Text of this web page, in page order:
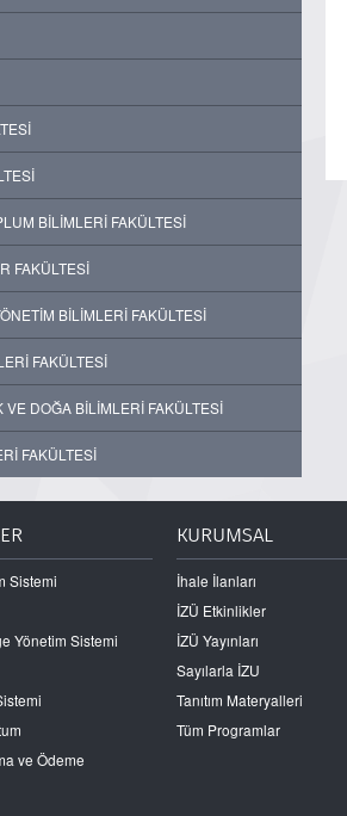
BİLİMLERİ FAKÜLTESİ
FAKÜLTESİ
BİLİMLERİ FAKÜLTESİ
FAKÜLTESİ
VE DOĞA BİLİMLERİ FAKÜLTESİ
FAKÜLTESİ
Sistemi
Yönetim Sistemi
ve Ödeme
KURUMSAL
İhale İlanları
İZÜ Etkinlikler
İZÜ Yayınları
Sayılarla İZU
Tanıtım Materyalleri
Tüm Programlar